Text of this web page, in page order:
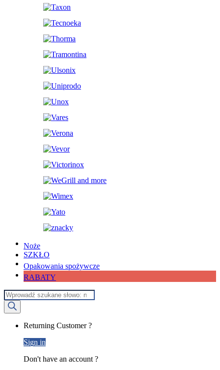
Noże
SZKŁO
Opakowania spożywcze
RABATY
Wyszukiwarka
produktów
Returning Customer ?
Sign in
Don't have an account ?